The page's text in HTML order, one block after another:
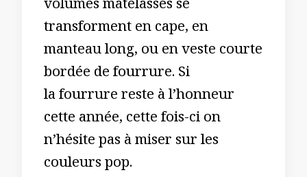
volumes matelassés se
transforment en cape, en
manteau long, ou en veste courte
bordée de fourrure. Si
la fourrure reste à l’honneur
cette année, cette fois-ci on
n’hésite pas à miser sur les
couleurs pop.